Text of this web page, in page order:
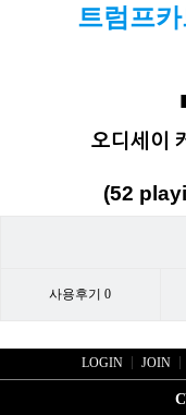
트럼프
오디세이
(52
사용후기0
LOGIN JOIN